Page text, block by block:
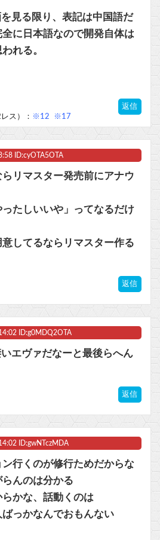
見る限り、表記は中国語だ
に日本語なので開発自体は
れる。
返信
ス）： ※12 ※17
ID:cyOTA5OTA
リマスター発売前にアナウ
ったしいいや」ってなるだけ
してるならリマスター作る
返信
ID:g0MDQ2OTA
エヴァだなーと最後らへん
返信
ID:gwNTczMDA
行くのが修行ためだからな
んのは分かる
かな、話動くのは
っかなんでおもんない